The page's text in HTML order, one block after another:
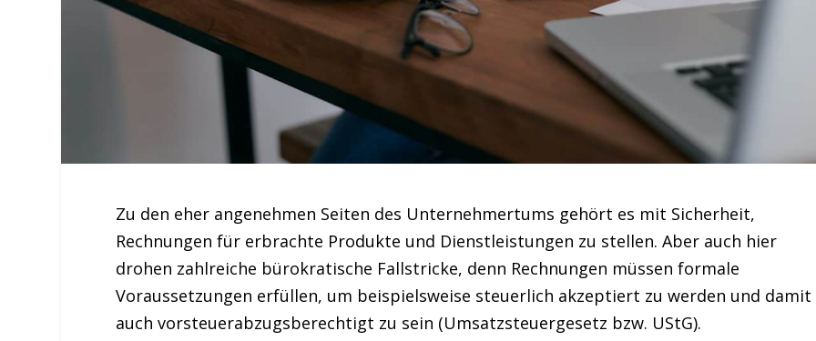
Zu den eher angenehmen Seiten des Unternehmertums gehört es mit Sicherheit,
Rechnungen für erbrachte Produkte und Dienstleistungen zu stellen. Aber auch hier
drohen zahlreiche bürokratische Fallstricke, denn Rechnungen müssen formale
Voraussetzungen erfüllen, um beispielsweise steuerlich akzeptiert zu werden und damit
auch vorsteuerabzugsberechtigt zu sein (Umsatzsteuergesetz bzw. UStG).